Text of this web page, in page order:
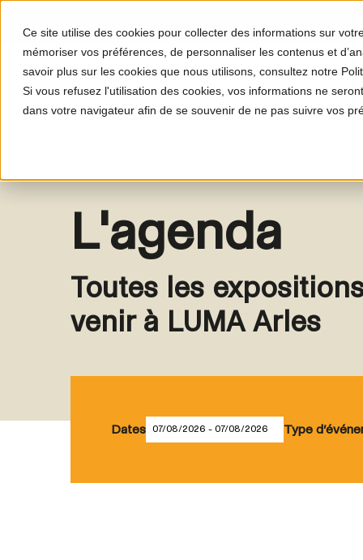
Ce site utilise des cookies pour collecter des informations sur
mémoriser vos préférences, de personnaliser les contenus et
savoir plus sur les cookies que nous utilisons, consultez notre
Si vous refusez l'utilisation des cookies, vos informations ne
dans votre navigateur afin de se souvenir de ne pas suivre vos
L'agenda
Toutes les
venir à LUMA Arles
Dates Type